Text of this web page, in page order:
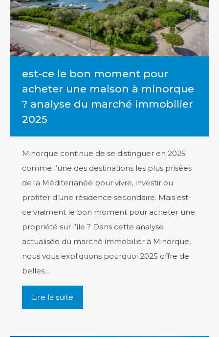
est-ce le bon moment pour
acheter une maison à minorque
? analyse du marché immobilier
2025
Minorque continue de se distinguer en 2025
comme l’une des destinations les plus prisées
de la Méditerranée pour vivre, investir ou
profiter d’une résidence secondaire. Mais est-
ce vraiment le bon moment pour acheter une
propriété sur l’île ? Dans cette analyse
actualisée du marché immobilier à Minorque,
nous vous expliquons pourquoi 2025 offre de
belles…
Lire la suite